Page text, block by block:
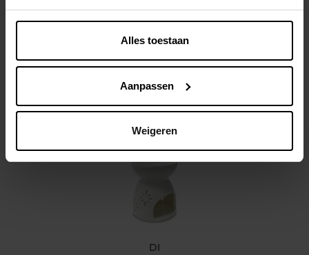
Alles toestaan
Aanpassen
Weigeren
Beschrijving
Kenmerken
Nog iets vergeten ?
DI